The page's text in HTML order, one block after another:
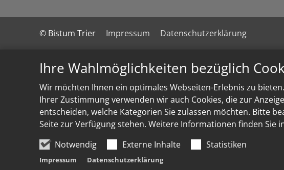
Ihre Wahlmöglichkeiten bezüglich
Wir möchten Ihnen ein optimales Webseiten-Erlebnis zu
Ihrer Zustimmung verwenden wir auch Cookies, die zur
entscheiden, welche Kategorien Sie zulassen möchten. Bitte
Seite zur Verfügung stehen. Weitere Informationen finden Sie
Notwendig
Externe Inhalte Statistiken
Impressum Datenschutzerklärung
© Bistum Trier Impressum Datenschutzerklärung